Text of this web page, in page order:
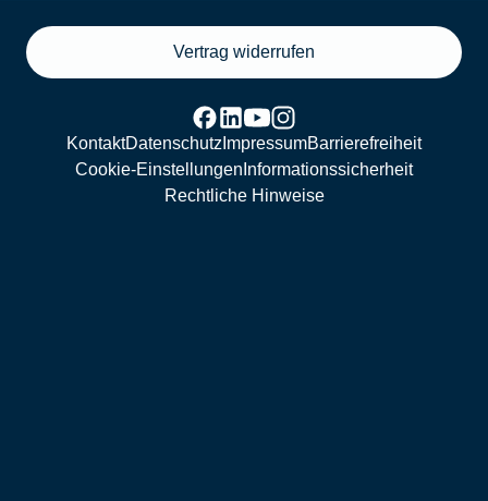
Vertrag widerrufen
KontaktDatenschutz ImpressumBarrierefreiheit
Cookie-Einstellungen Informationssicherheit
Rechtliche Hinweise